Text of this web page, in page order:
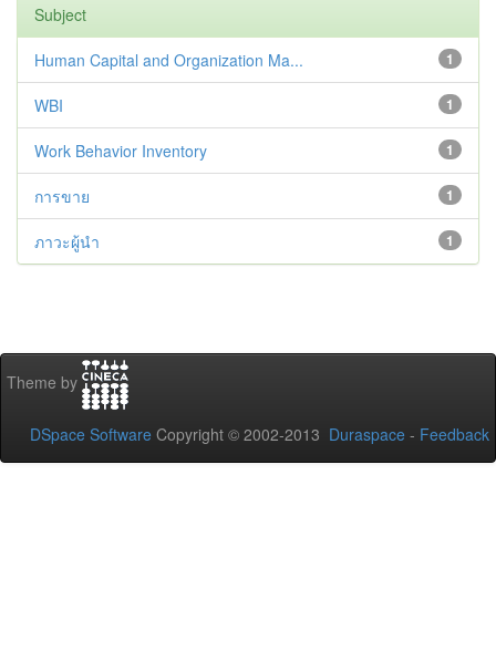
Subject
1
Human Capital and Organization Ma...
1
WBI
1
Work Behavior Inventory
1
การขาย
1
ภาวะผู้นำ
Theme by
DSpace Software Copyright © 2002-2013 Duraspace - Feedback